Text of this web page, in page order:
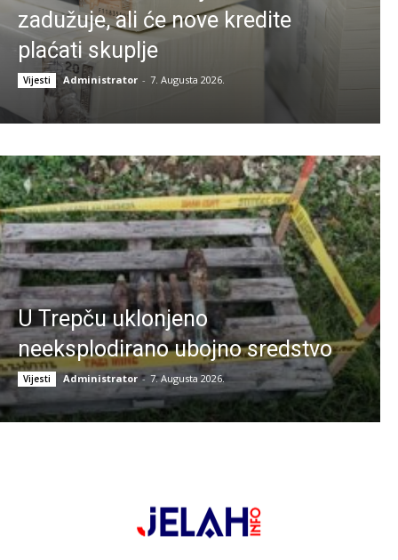
zadužuje, ali će nove kredite
plaćati skuplje
Vijesti Administrator - 7. Augusta 2026.
U Trepču uklonjeno
neeksplodirano ubojno sredstvo
Vijesti Administrator - 7. Augusta 2026.